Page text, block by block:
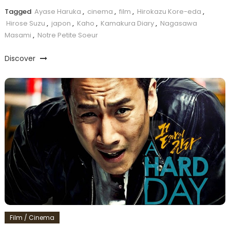
Tagged Ayase Haruka , cinema , film , Hirokazu Kore-eda ,
Hirose Suzu , japon , Kaho , Kamakura Diary, Nagasawa
Masami , Notre Petite Soeur
Discover
Film / Cinema